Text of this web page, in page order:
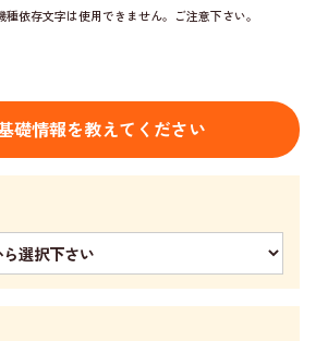
依存文字は使用できません。ご注意下さい。
礎情報を教えてください